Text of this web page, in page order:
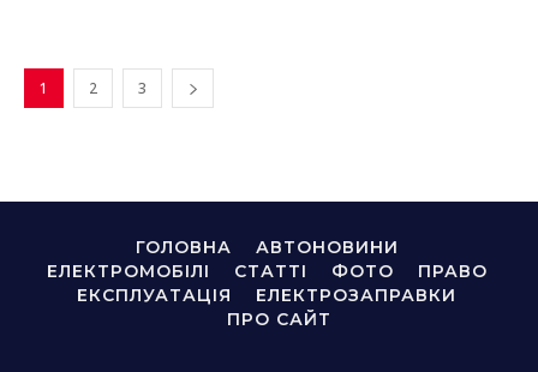
1 2 3
ГОЛОВНА
АВТОНОВИНИ
ЕЛЕКТРОМОБІЛІ
СТАТТІ ФОТО
ПРАВО
ЕКСПЛУАТАЦІЯ
ЕЛЕКТРОЗАПРАВКИ
ПРО САЙТ